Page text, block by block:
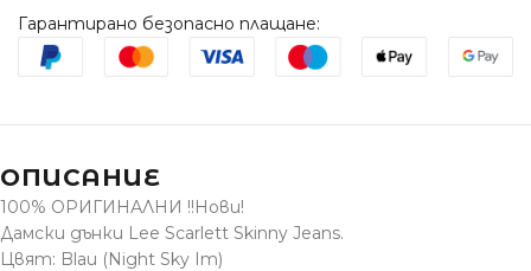
Гарантирано безопасно плащане:
ОПИСАНИЕ
100% ОРИГИНАЛНИ !!Нови!
Дамски дънки Lee Scarlett Skinny Jeans.
Цвят: Blau (Night Sky Im)